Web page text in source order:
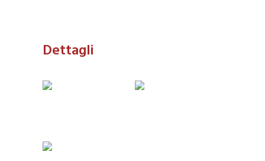
Dettagli